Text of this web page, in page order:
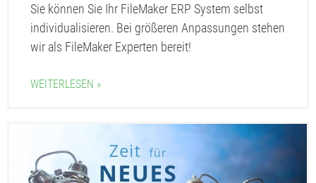
Sie können Sie Ihr FileMaker ERP System selbst
individualisieren. Bei größeren Anpassungen stehen
wir als FileMaker Experten bereit!
WEITERLESEN »